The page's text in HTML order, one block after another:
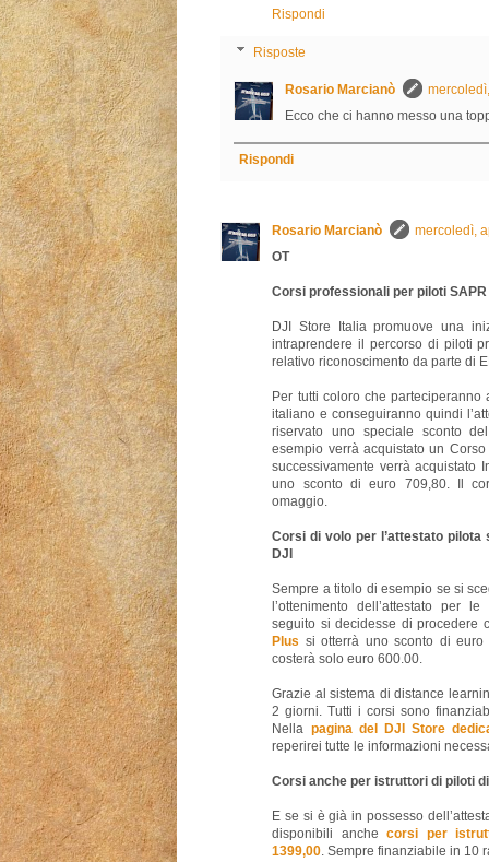
Rispondi
Risposte
Rosario Marcianò
Ecco che ci hanno messo una
Rispondi
Rosario Marcianò
mercoledì,
OT
Corsi professionali per piloti
DJI Store Italia promuove una
intraprendere il percorso di piloti
relativo riconoscimento da parte di
Per tutti coloro che
italiano e conseguiranno quindi
riservato uno speciale sconto
esempio verrà acquistato un
successivamente verrà acquistato
uno sconto di euro 709,80. Il
omaggio.
Corsi di volo per l’attestato
DJI
Sempre a titolo di esempio se si
l’ottenimento dell’attestato per le
seguito si decidesse di procedere
Plus si otterrà uno sconto di
costerà solo euro 600.00.
Grazie al sistema di distance
2 giorni. Tutti i corsi sono
Nella pagina del DJI Store
reperirei tutte le informazioni
Corsi anche per istruttori di piloti
E se si è già in possesso
disponibili anchecorsi per
1399,00. Sempre finanziabile in 10